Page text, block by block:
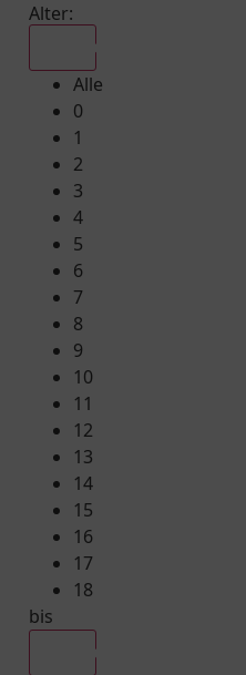
Alter:
Alle
0
1
2
3
4
5
6
7
8
9
10
11
12
13
14
15
16
17
18
bis